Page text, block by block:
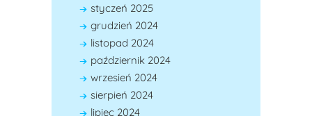
styczeń 2025
grudzień 2024
listopad 2024
październik 2024
wrzesień 2024
sierpień 2024
lipiec 2024